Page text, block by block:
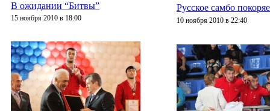
В ожидании “Битвы”
15 ноября 2010 в 18:00
Русское самбо
10 ноября 2010 в 22:40